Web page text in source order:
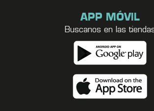
APP MÓVIL
Buscanos en las